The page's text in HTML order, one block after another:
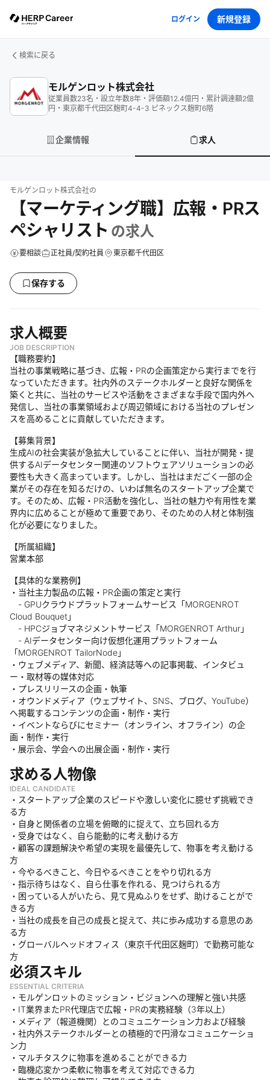
ログイン 新規登録
検索に戻る
モルゲンロット株式会社
従業員数23名 ・ 設立年数8年 ・ 評価額12.4億円 ・ 累計調達額2億
円 ・ 東京都千代田区麹町4-4-3 ピネックス麹町6階
企業情報 求人
モルゲンロット株式会社の
【マーケティング職】広報・PRス
ペシャリスト の求人
要相談 正社員/契約社員 東京都千代田区
保存する
求人概要
JOB DESCRIPTION
【職務要約】
当社の事業戦略に基づき、広報・PRの企画策定から実行までを行
なっていただきます。社内外のステークホルダーと良好な関係を
築くと共に、当社のサービスや活動をさまざまな手段で国内外へ
発信し、当社の事業領域および周辺領域における当社のプレゼン
スを高めることに貢献していただきます。
【募集背景】
生成AIの社会実装が急拡大していることに伴い、当社が開発・提
供するAIデータセンター関連のソフトウェアソリューションの必
要性も大きく高まっています。しかし、当社はまだごく一部の企
業がその存在を知るだけの、いわば無名のスタートアップ企業で
す。そのため、広報・PR活動を強化し、当社の魅力や有用性を業
界内に広めることが極めて重要であり、そのための人材と体制強
化が必要になりました。
【所属組織】
営業本部
【具体的な業務例】
・当社主力製品の広報・PR企画の策定と実行
- GPUクラウドプラットフォームサービス「MORGENROT
Cloud Bouquet」
- HPCジョブマネジメントサービス「MORGENROT Arthur」
- AIデータセンター向け仮想化運用プラットフォーム
「MORGENROT TailorNode」
・ウェブメディア、新聞、経済誌等への記事掲載、インタビュ
ー・取材等の媒体対応
・プレスリリースの企画・執筆
・オウンドメディア（ウェブサイト、SNS、ブログ、YouTube）
へ掲載するコンテンツの企画・制作・実行
・イベントならびにセミナー（オンライン、オフライン）の企
画・制作・実行
・展示会、学会への出展企画・制作・実行
求める人物像
IDEAL CANDIDATE
・スタートアップ企業のスピードや激しい変化に臆せず挑戦でき
る方
・自身と関係者の立場を俯瞰的に捉えて、立ち回れる方
・受身ではなく、自ら能動的に考え動ける方
・顧客の課題解決や希望の実現を最優先して、物事を考え動ける
方
・今やるべきこと、今日やるべきことをやり切れる方
・指示待ちはなく、自ら仕事を作れる、見つけられる方
・困っている人がいたら、見て見ぬふりをせず、助けることがで
きる方
・当社の成長を自己の成長と捉えて、共に歩み成功する意思のあ
る方
・グローバルヘッドオフィス（東京千代田区麹町）で勤務可能な
方
必須スキル
ESSENTIAL CRITERIA
・モルゲンロットのミッション・ビジョンへの理解と強い共感
・IT業界またPR代理店で広報・PRの実務経験（3年以上）
・メディア（報道機関）とのコミュニケーション力および経験
・社内外ステークホルダーとの積極的で円滑なコミュニケーショ
ン力
・マルチタスクに物事を進めることができる力
・臨機応変かつ柔軟に物事を考えて対応できる力